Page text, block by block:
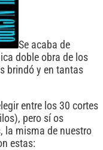
Se acaba de
doble obra de los
brindó y en tantas
entre los 30 cortes
pero sí os
la misma de nuestro
estas: